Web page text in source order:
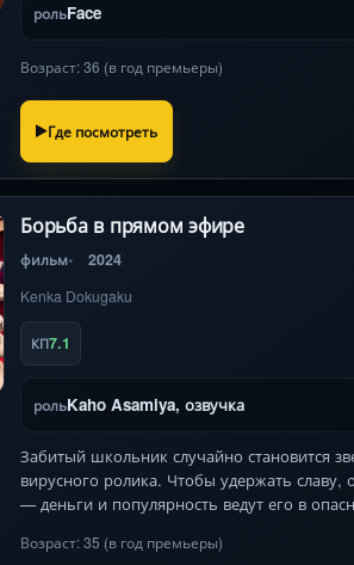
рольFace
Возраст: 36 (в год премьеры)
Где посмотреть
Борьба в прямом эфире
фильм 2024
Kenka Dokugaku
КП7.1
рольKaho Asamiya, озвучка
Забитый школьник случайно становится
вирусного ролика. Чтобы удержать славу,
— деньги и популярность ведут его в
Возраст: 35 (в год премьеры)